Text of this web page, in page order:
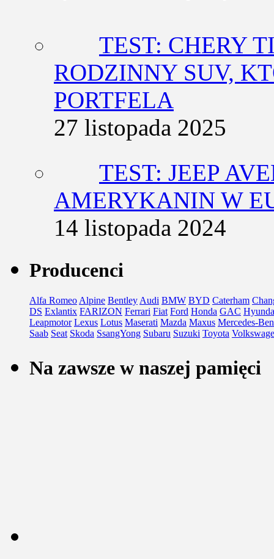
TEST: CHERY
RODZINNY SUV,
PORTFELA
27 listopada 2025
TEST: JEEP
AMERYKANIN W
14 listopada 2024
Producenci
Alfa Romeo Alpine Bentley Audi BMW BYD Caterham
DS Exlantix FARIZON Ferrari Fiat Ford Honda GAC
Leapmotor Lexus Lotus Maserati Mazda Maxus Mercedes-
Saab Seat Skoda SsangYong Subaru Suzuki Toyota
Na zawsze w naszej pamięci